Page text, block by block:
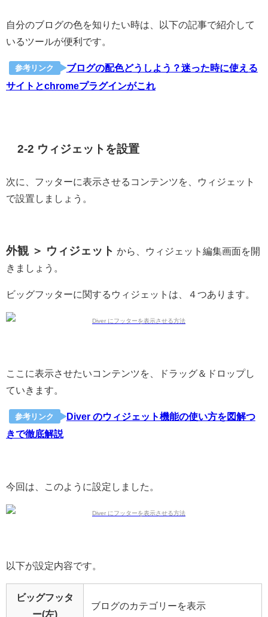
自分のブログの色を知りたい時は、以下の記事で紹介して
いるツールが便利です。
参考リンク
ブログの配色どうしよう？迷った時に使える
サイトとchromeプラグインがこれ
2-2 ウィジェットを設置
次に、フッターに表示させるコンテンツを、ウィジェット
で設置しましょう。
外観 ＞ ウィジェット から、ウィジェット編集画面を開
きましょう。
ビッグフッターに関するウィジェットは、４つあります。
ここに表示させたいコンテンツを、ドラッグ＆ドロップし
ていきます。
参考リンク
Diver のウィジェット機能の使い方を図解つ
きで徹底解説
今回は、このように設定しました。
以下が設定内容です。
ビッグフッタ
ー(左)
ブログのカテゴリーを表示